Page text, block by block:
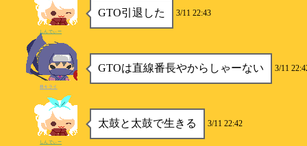
GTO引退した 3/11 22:43
しんでぃー
GTOは直線番長やからしゃーない 3/11
柊キライ
太鼓と太鼓で生きる 3/11 22:42
しんでぃー